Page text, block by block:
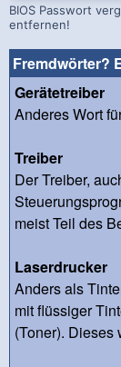
BIOS Passwort
entfernen!
Fremdwörter?
Gerätetreiber
Anderes Wort
Treiber
Der Treiber,
meist Teil des
Laserdrucker
Anders als
mit flüssiger
(Toner). Dieses